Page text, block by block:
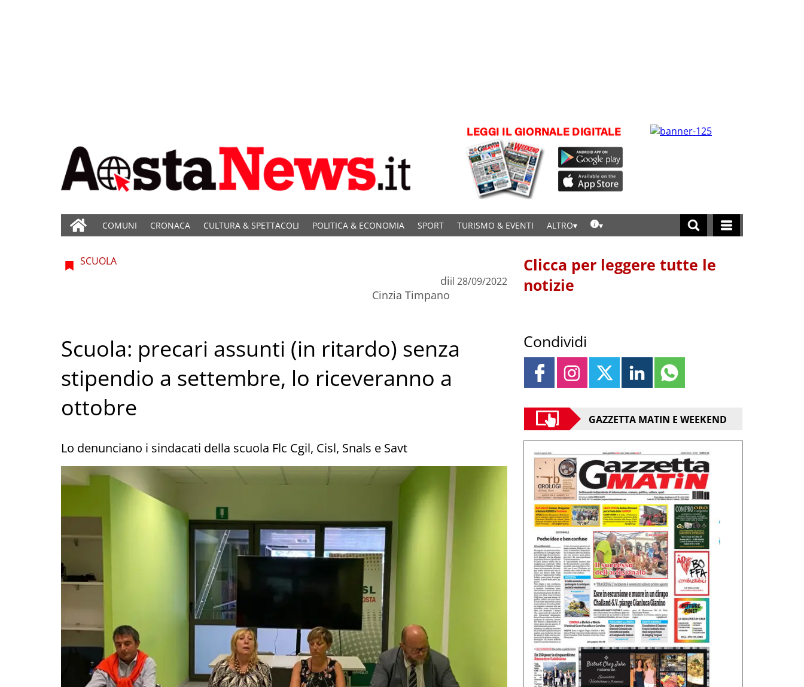
COMUNI CRONACA CULTURA & SPETTACOLI POLITICA & ECONOMIA SPORT TURISMO & EVENTI ALTRO
SCUOLA
di
Cinzia Timpano
il 28/09/2022
Scuola: precari assunti (in ritardo) senza
stipendio a settembre, lo riceveranno a
ottobre
Lo denunciano i sindacati della scuola Flc Cgil, Cisl, Snals e Savt
Clicca per leggere tutte le
notizie
Condividi
GAZZETTA MATIN E WEEKEND